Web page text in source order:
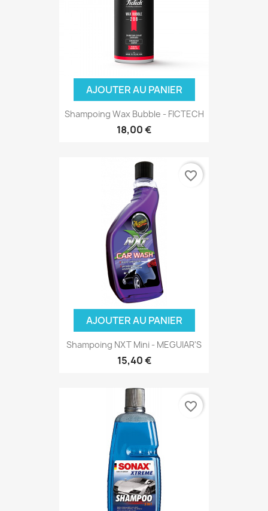
AJOUTER AU PANIER
Shampoing Wax Bubble - FICTECH
18,00 €
AJOUTER AU PANIER
Shampoing NXT Mini - MEGUIAR'S
15,40 €
favorite_border
favorite_border